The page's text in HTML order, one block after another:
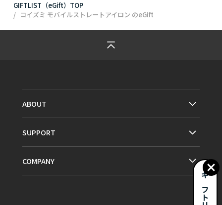
GIFTLIST（eGift）TOP
コイズミ モバイルストレートアイロン のeGift
ABOUT
SUPPORT
COMPANY